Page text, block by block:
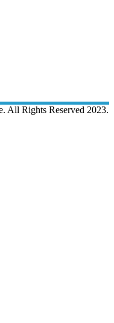
All Rights Reserved 2023.